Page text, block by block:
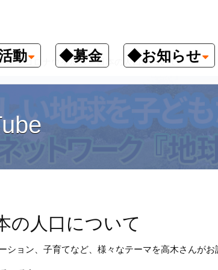
動 ◆募金 ◆お知らせ
新型コロナウイルス、日本の人口について
の人口について
ョン、子育てなど、様々なテーマを高木さんがお